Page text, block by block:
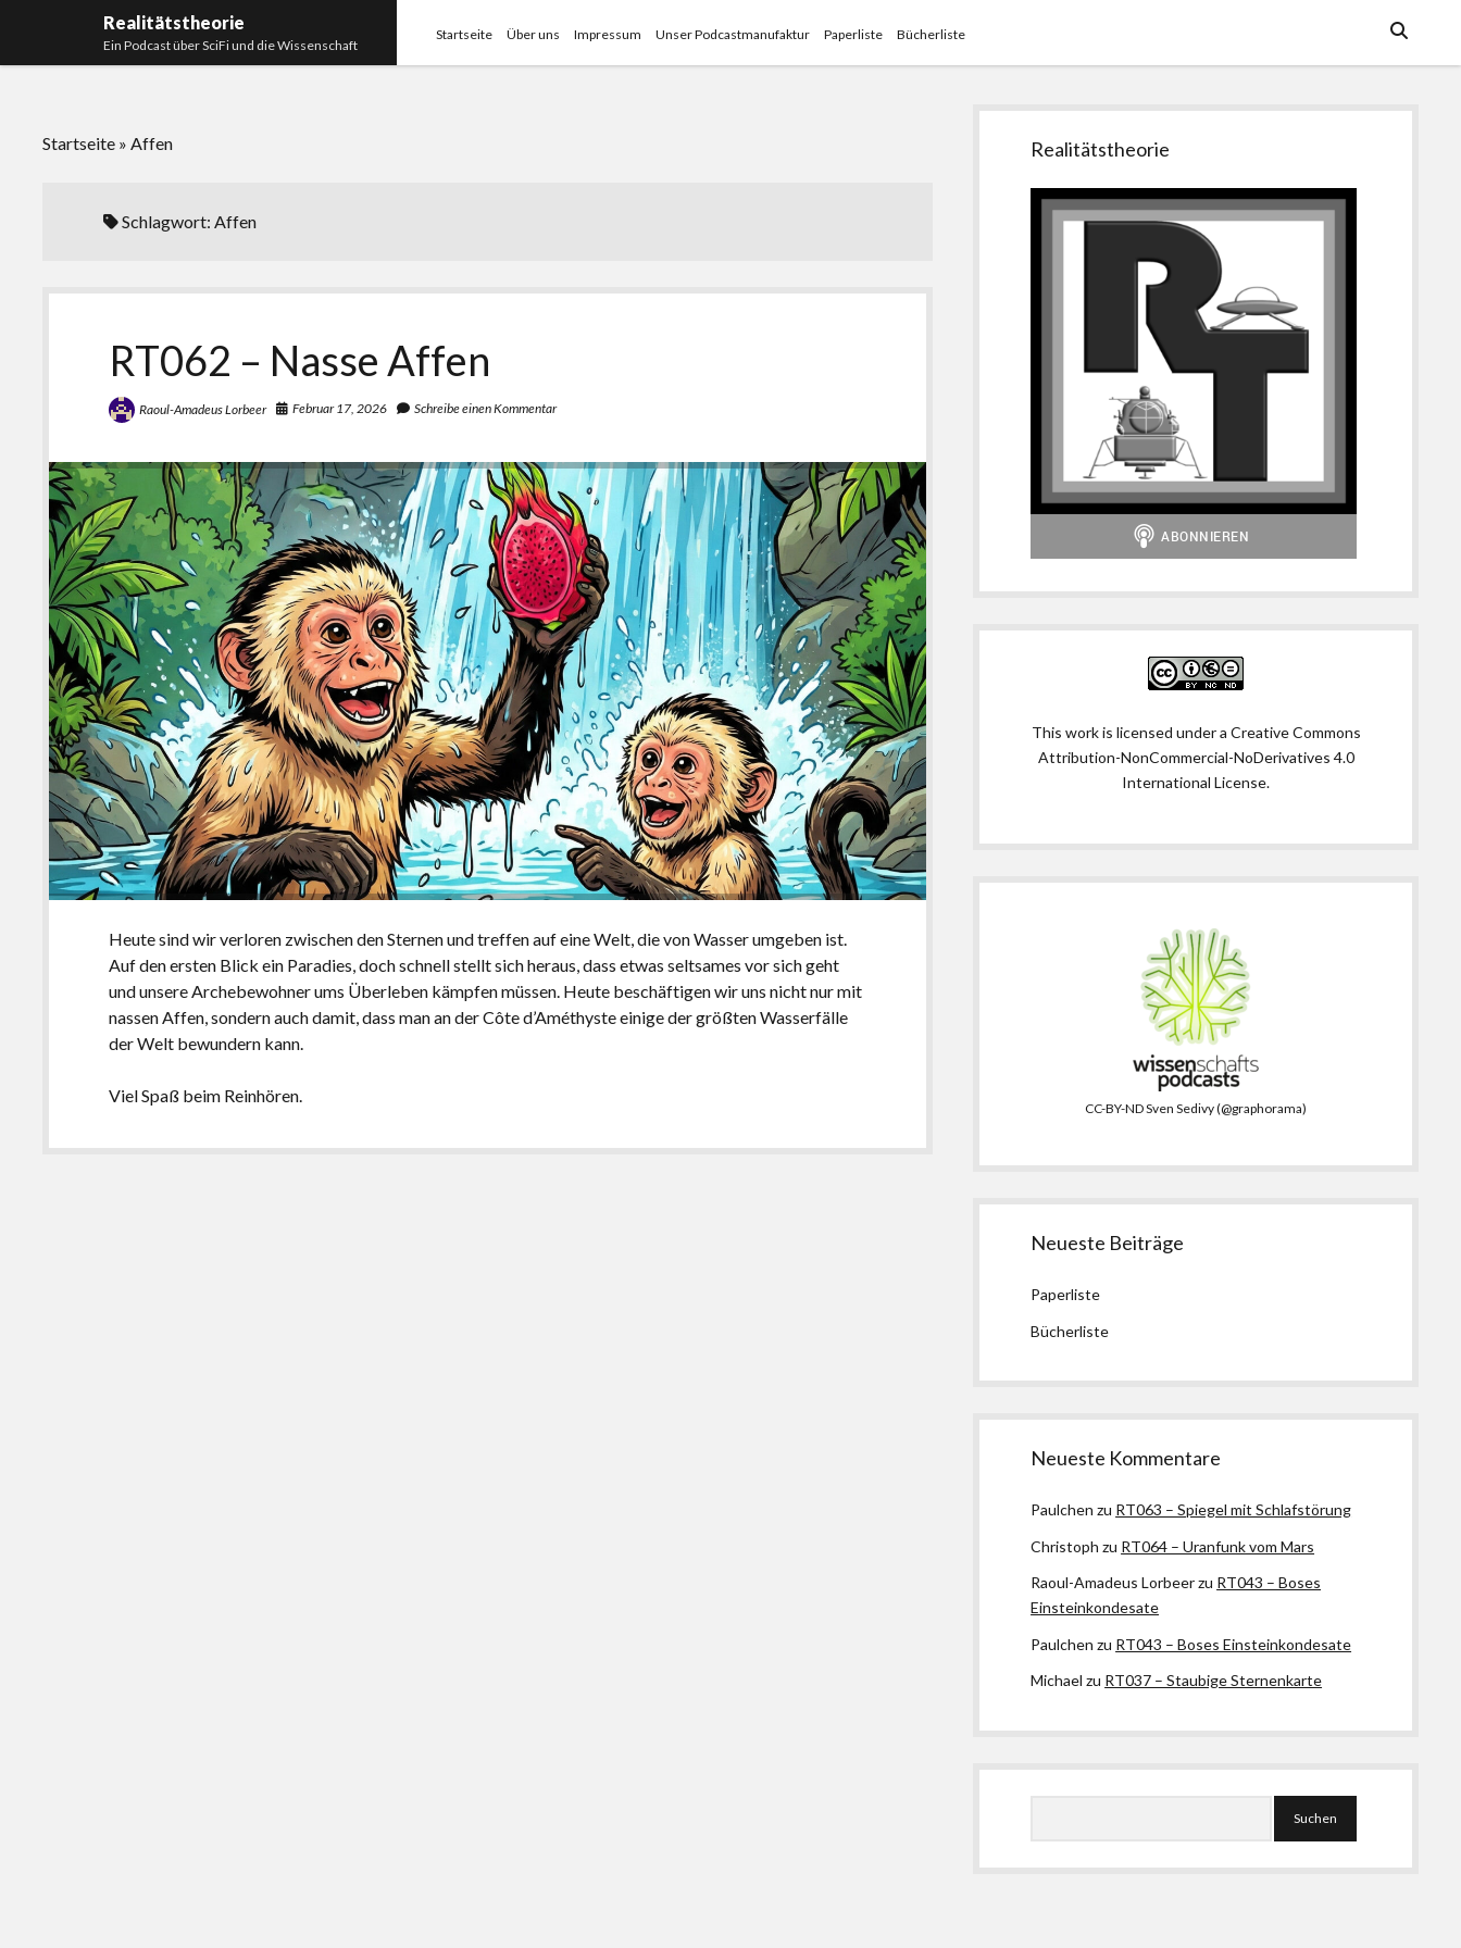
Realitätstheorie
Ein Podcast über SciFi und die Wissenschaft
Startseite Über uns Impressum Unser Podcastmanufaktur Paperliste Bücherliste
Startseite »Affen
Schlagwort:Affen
RT062 – Nasse Affen
Raoul-Amadeus Lorbeer Februar 17, 2026 Schreibe einen Kommentar
Heute sind wir verloren zwischen den Sternen und treffen auf eine Welt, die von Wasser umgeben ist.
Auf den ersten Blick ein Paradies, doch schnell stellt sich heraus, dass etwas seltsames vor sich geht
und unsere Archebewohner ums Überleben kämpfen müssen. Heute beschäftigen wir uns nicht nur mit
nassen Affen, sondern auch damit, dass man an der Côte d’Améthyste einige der größten Wasserfälle
der Welt bewundern kann.
Viel Spaß beim Reinhören.
Seitenleiste
Realitätstheorie
This work is licensed under a Creative Commons
Attribution-NonCommercial-NoDerivatives 4.0
International License.
CC-BY-ND Sven Sedivy (@graphorama)
Neueste Beiträge
Paperliste
Bücherliste
Neueste Kommentare
Paulchen zu RT063 – Spiegel mit Schlafstörung
Christoph zu RT064 – Uranfunk vom Mars
Raoul-Amadeus Lorbeerzu RT043 – Boses
Einsteinkondesate
Paulchen zu RT043 – Boses Einsteinkondesate
Michael zu RT037 – Staubige Sternenkarte